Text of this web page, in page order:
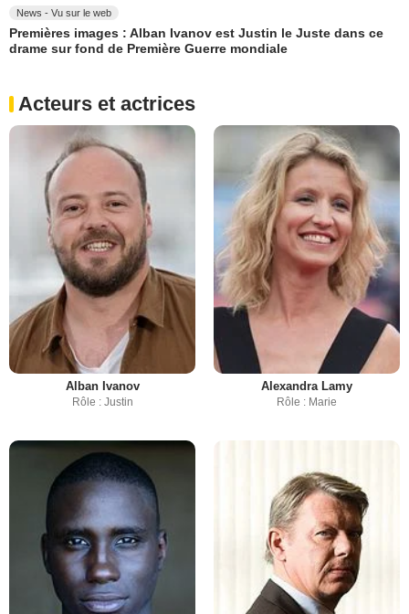
News - Vu sur le web
Premières images : Alban Ivanov est Justin le Juste dans ce
drame sur fond de Première Guerre mondiale
Acteurs et actrices
Alban Ivanov
Rôle : Justin
Alexandra Lamy
Rôle : Marie